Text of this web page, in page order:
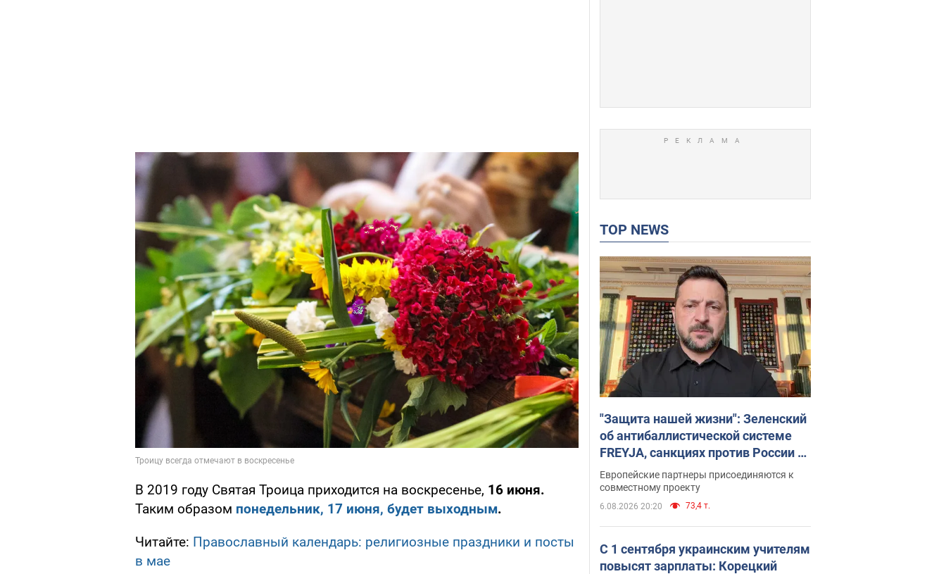
В 2019 году Святая Троица приходится на воскресенье, 16 июня.
Таким образом понедельник, 17 июня, будет выходным.
Читайте: Православный календарь: религиозные праздники и посты
в мае
TOP NEWS
"Защита нашей жизни": Зеленский
об антибаллистической системе
FREYJA, санкциях против России и
поддержке аграриев. Видео
Европейские партнеры присоединяются к
совместному проекту
6.08.2026 20:20 73,4 т.
С 1 сентября украинским учителям
повысят зарплаты: Корецкий